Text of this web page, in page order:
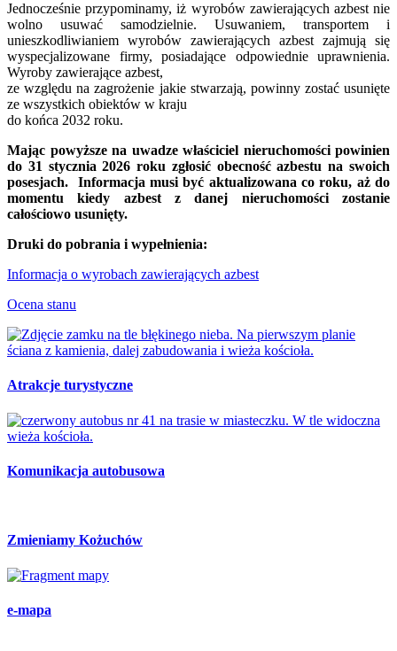
Jednocześnie przypominamy, iż wyrobów zawierających azbest nie
wolno usuwać samodzielnie. Usuwaniem, transportem i
unieszkodliwianiem wyrobów zawierających azbest zajmują się
wyspecjalizowane firmy, posiadające odpowiednie uprawnienia.
Wyroby zawierające azbest,
ze względu na zagrożenie jakie stwarzają, powinny zostać usunięte
ze wszystkich obiektów w kraju
do końca 2032 roku.
Mając powyższe na uwadze właściciel nieruchomości powinien
do 31 stycznia 2026 roku zgłosić obecność azbestu na swoich
posesjach. Informacja musi być aktualizowana co roku, aż do
momentu kiedy azbest z danej nieruchomości zostanie
całościowo usunięty.
Druki do pobrania i wypełnienia:
Informacja o wyrobach zawierających azbest
Ocena stanu
Atrakcje turystyczne
Komunikacja autobusowa
Zmieniamy Kożuchów
e-mapa